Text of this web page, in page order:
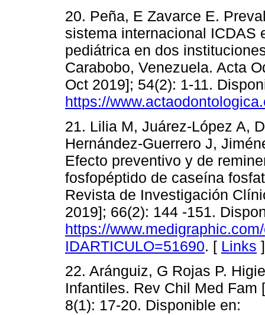
20. Peña, E Zavarce E.
sistema internacional ICDAS
pediátrica en dos
Carabobo, Venezuela. Acta
Oct 2019]; 54(2): 1-11.
https://
21. Lilia M, Juárez-López A,
Hernández-Guerrero J,
Efecto preventivo y de
fosfopéptido de caseína
Revista de Investigación
2019]; 66(2): 144 -151.
https://
IDARTICULO=51690. [ Links ]
22. Aránguiz, G Rojas P.
Infantiles. Rev Chil Med
8(1): 17-20. Disponible en: